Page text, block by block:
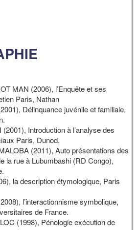
MAN (2006), l’Enquête et ses
Paris, Nathan
Délinquance juvénile et familiale,
Introduction à l’analyse des
Paris, Dunod.
(2011), Auto présentations des
la rue à Lubumbashi (RD Congo),
la description étymologique, Paris
l’interactionnisme symbolique,
de France.
(1998), Pénologie exécution de